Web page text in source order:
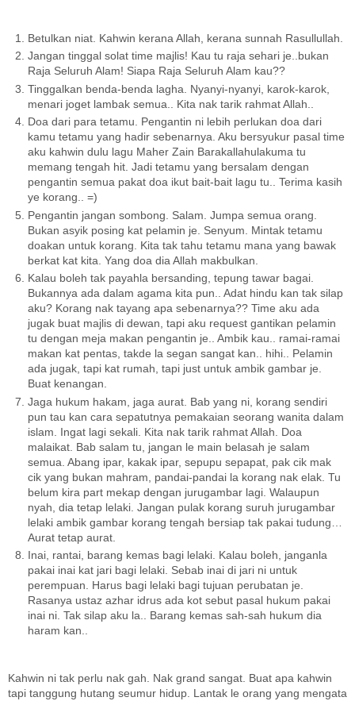
Betulkan niat. Kahwin kerana Allah, kerana sunnah Rasullullah.
Jangan tinggal solat time majlis! Kau tu raja sehari je..bukan
Raja Seluruh Alam! Siapa Raja Seluruh Alam kau??
Tinggalkan benda-benda lagha. Nyanyi-nyanyi, karok-karok,
menari joget lambak semua.. Kita nak tarik rahmat Allah..
Doa dari para tetamu. Pengantin ni lebih perlukan doa dari
kamu tetamu yang hadir sebenarnya. Aku bersyukur pasal time
aku kahwin dulu lagu Maher Zain Barakallahulakuma tu
memang tengah hit. Jadi tetamu yang bersalam dengan
pengantin semua pakat doa ikut bait-bait lagu tu.. Terima kasih
ye korang.. =)
Pengantin jangan sombong. Salam. Jumpa semua orang.
Bukan asyik posing kat pelamin je. Senyum. Mintak tetamu
doakan untuk korang. Kita tak tahu tetamu mana yang bawak
berkat kat kita. Yang doa dia Allah makbulkan.
Kalau boleh tak payahla bersanding, tepung tawar bagai.
Bukannya ada dalam agama kita pun.. Adat hindu kan tak silap
aku? Korang nak tayang apa sebenarnya?? Time aku ada
jugak buat majlis di dewan, tapi aku request gantikan pelamin
tu dengan meja makan pengantin je.. Ambik kau.. ramai-ramai
makan kat pentas, takde la segan sangat kan.. hihi.. Pelamin
ada jugak, tapi kat rumah, tapi just untuk ambik gambar je.
Buat kenangan.
Jaga hukum hakam, jaga aurat. Bab yang ni, korang sendiri
pun tau kan cara sepatutnya pemakaian seorang wanita dalam
islam. Ingat lagi sekali. Kita nak tarik rahmat Allah. Doa
malaikat. Bab salam tu, jangan le main belasah je salam
semua. Abang ipar, kakak ipar, sepupu sepapat, pak cik mak
cik yang bukan mahram, pandai-pandai la korang nak elak. Tu
belum kira part mekap dengan jurugambar lagi. Walaupun
nyah, dia tetap lelaki. Jangan pulak korang suruh jurugambar
lelaki ambik gambar korang tengah bersiap tak pakai tudung…
Aurat tetap aurat.
Inai, rantai, barang kemas bagi lelaki. Kalau boleh, janganla
pakai inai kat jari bagi lelaki. Sebab inai di jari ni untuk
perempuan. Harus bagi lelaki bagi tujuan perubatan je.
Rasanya ustaz azhar idrus ada kot sebut pasal hukum pakai
inai ni. Tak silap aku la.. Barang kemas sah-sah hukum dia
haram kan..
Kahwin ni tak perlu nak gah. Nak grand sangat. Buat apa kahwin
tapi tanggung hutang seumur hidup. Lantak le orang yang mengata